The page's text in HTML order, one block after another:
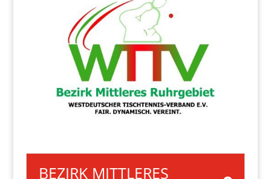
BEZIRK MITTLERES